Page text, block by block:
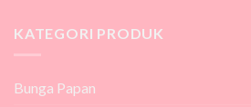
KATEGORI PRODUK
Bunga Papan